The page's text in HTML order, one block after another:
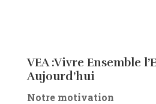
VEA :Vivre Ensemble
Aujourd’hui
Notre motivation